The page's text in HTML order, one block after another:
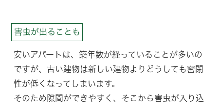
害虫が出ることも
安いアパートは、築年数が経っていることが多いの
ですが、古い建物は新しい建物よりどうしても密閉
性が低くなってしまいます。
そのため隙間ができやすく、そこから害虫が入り込